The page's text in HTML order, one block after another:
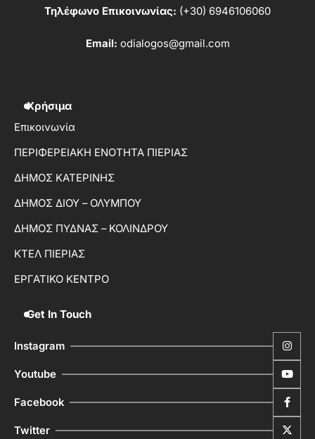
Τηλέφωνο Επικοινωνίας: (+30) 6946106060
Email: odialogos@gmail.com
Χρήσιμα
Επικοινωνία
ΠΕΡΙΦΕΡΕΙΑΚΗ ΕΝΟΤΗΤΑ ΠΙΕΡΙΑΣ
ΔΗΜΟΣ ΚΑΤΕΡΙΝΗΣ
ΔΗΜΟΣ ΔΙΟΥ – ΟΛΥΜΠΟΥ
ΔΗΜΟΣ ΠΥΔΝΑΣ – ΚΟΛΙΝΔΡΟΥ
ΚΤΕΛ ΠΙΕΡΙΑΣ
ΕΡΓΑΤΙΚΟ ΚΕΝΤΡΟ
Get In Touch
Instagram
Youtube
Facebook
Twitter